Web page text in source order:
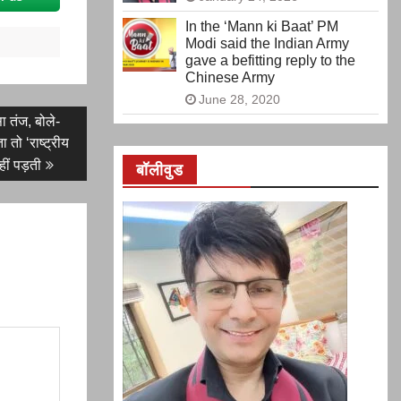
तंज, बोले-
‘राष्ट्रीय
पड़ती
In the ‘Mann ki Baat’ PM
Modi said the Indian Army
gave a befitting reply to the
Chinese Army
June 28, 2020
बॉलीवुड